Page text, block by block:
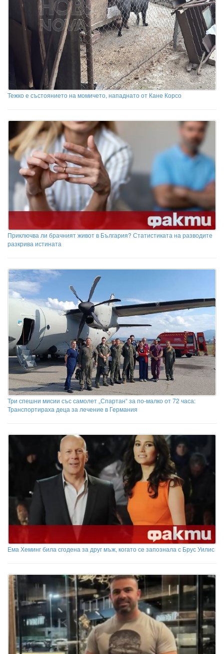
Тежко е състоянието на момичето, нападнато от Кане Корсо
Приключва ли брачният живот в България? Статистиката на разводите
разкрива истината
Три спешни мисии със самолет „Спартан“ за по-малко от 72 часа:
Транспортираха деца за лечение в Германия
Ема Хеминг била сгодена за друг мъж, когато се запознала с Брус Уилис